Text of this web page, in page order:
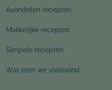
Avondeten recepten
Makkelijke recepten
Simpele recepten
Wat eten we vanavond